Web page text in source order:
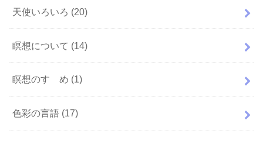
天使いろいろ (20)
瞑想について (14)
瞑想のすゝめ (1)
色彩の言語 (17)